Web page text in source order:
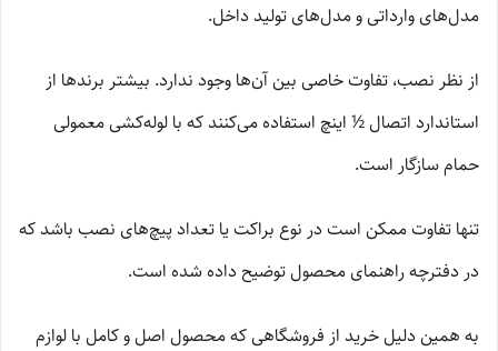
مدل‌های وارداتی و مدل‌های تولید داخل.
از نظر نصب، تفاوت خاصی بین آن‌ها وجود ندارد. بیشتر برندها از
استاندارد اتصال ½ اینچ استفاده می‌کنند که با لوله‌کشی معمولی
حمام سازگار است.
تنها تفاوت ممکن است در نوع براکت یا تعداد پیچ‌های نصب باشد که
در دفترچه راهنمای محصول توضیح داده شده است.
به همین دلیل خرید از فروشگاهی که محصول اصل و کامل با لوازم